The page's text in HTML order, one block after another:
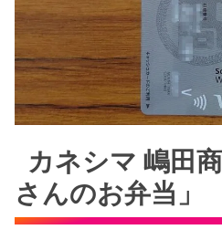
カネシマ 嶋田
さんのお弁当」